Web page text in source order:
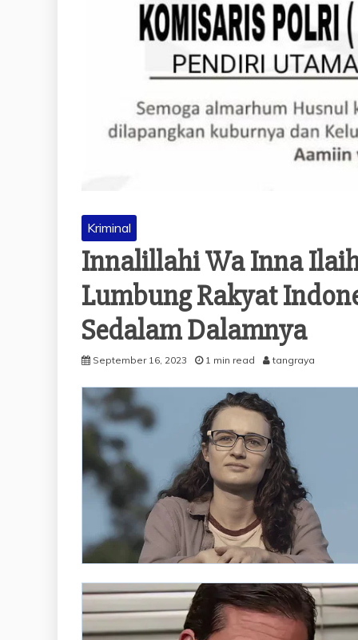
Kriminal
Innalillahi Wa Inna
Lumbung Rakyat
Sedalam Dalamnya
September 16, 2023 1 min read tangraya